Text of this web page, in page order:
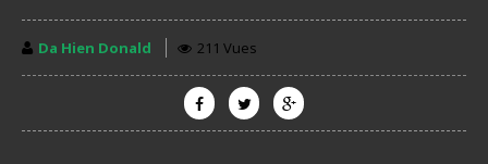
Da Hien Donald 211 Vues